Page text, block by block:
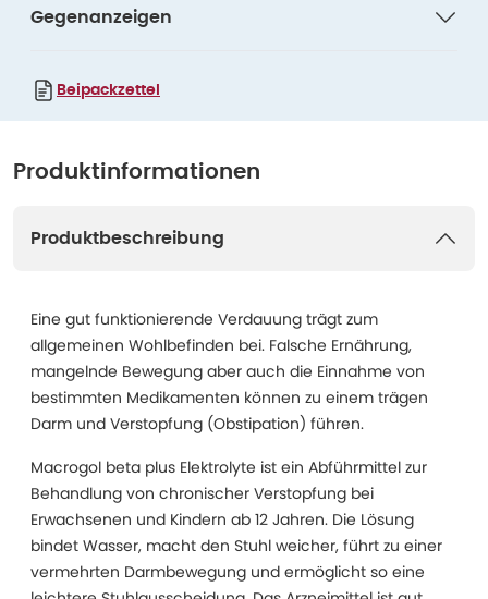
Gegenanzeigen
Beipackzettel
Produktinformationen
Produktbeschreibung
Eine gut funktionierende Verdauung trägt zum
allgemeinen Wohlbefinden bei. Falsche Ernährung,
mangelnde Bewegung aber auch die Einnahme von
bestimmten Medikamenten können zu einem trägen
Darm und Verstopfung (Obstipation) führen.
Macrogol beta plus Elektrolyte ist ein Abführmittel zur
Behandlung von chronischer Verstopfung bei
Erwachsenen und Kindern ab 12 Jahren. Die Lösung
bindet Wasser, macht den Stuhl weicher, führt zu einer
vermehrten Darmbewegung und ermöglicht so eine